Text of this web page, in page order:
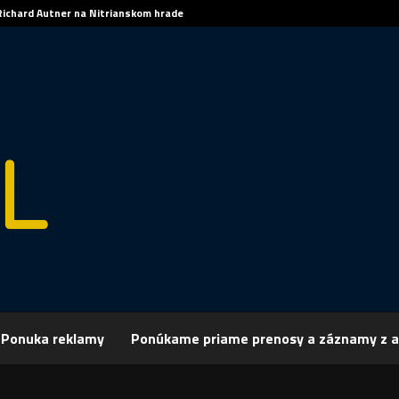
Autner na Nitrianskom hrade
Ponuka reklamy Ponúkame priame prenosy a záznamy z
Archív Publicistika REGIÓN: Stomatologický kongres